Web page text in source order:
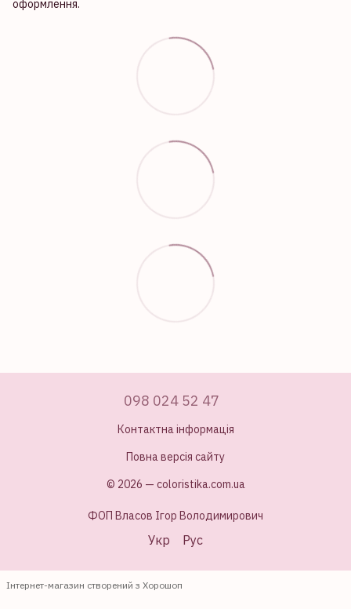
оформлення.
098 024 52 47
Контактна інформація
Повна версія сайту
© 2026 — coloristika.com.ua
ФОП Власов Ігор Володимирович
Укр Рус
Інтернет-магазин створений з Хорошоп